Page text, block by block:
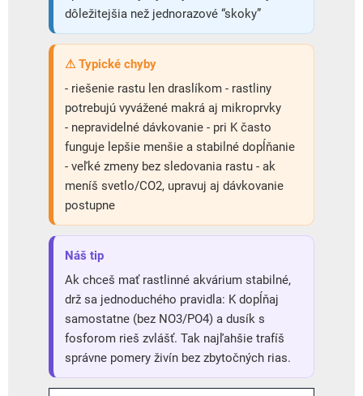
dôležitejšia než jednorazové “skoky”
⚠ Typické chyby
- riešenie rastu len draslíkom - rastliny
potrebujú vyvážené makrá aj mikroprvky
- nepravidelné dávkovanie - pri K často
funguje lepšie menšie a stabilné dopĺňanie
- veľké zmeny bez sledovania rastu - ak
meníš svetlo/CO2, upravuj aj dávkovanie
postupne
Náš tip
Ak chceš mať rastlinné akvárium stabilné,
drž sa jednoduchého pravidla: K dopĺňaj
samostatne (bez NO3/PO4) a dusík s
fosforom rieš zvlášť. Tak najľahšie trafíš
správne pomery živín bez zbytočných rias.